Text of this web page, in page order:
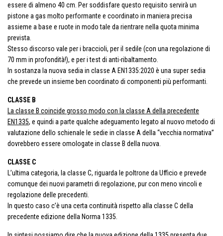
essere di almeno 40 cm. Per soddisfare questo requisito servirà un
pistone a gas molto performante e coordinato in maniera precisa
assieme a base e ruote in modo tale da rientrare nella quota minima
prevista.
Stesso discorso vale per i braccioli, per il sedile (con una regolazione di
70 mm in profondità!), e per i test di anti-ribaltamento.
In sostanza la nuova sedia in classe A EN1335:2020 è una super sedia
che prevede un insieme ben coordinato di componenti più performanti.
CLASSE B
La classe B coincide grosso modo con la classe A della precedente
EN1335, e quindi a parte qualche adeguamento legato al nuovo metodo di
valutazione dello schienale le sedie in classe A della “vecchia normativa”
dovrebbero essere omologate in classe B della nuova.
CLASSE C
L’ultima categoria, la classe C, riguarda le poltrone da Ufficio e prevede
comunque dei nuovi parametri di regolazione, pur con meno vincoli e
regolazione delle precedenti.
In questo caso c’è una certa continuità rispetto alla classe C della
precedente edizione della Norma 1335.